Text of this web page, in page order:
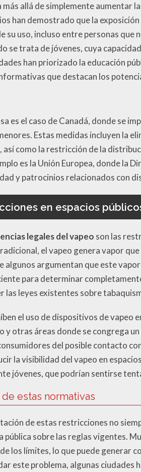
allá de simplemente aumentar
han demostrado que la
su uso, incluso entre personas
se trata de jóvenes, cuya
han priorizado la educación
que destacan los
es el caso de Canadá, donde se
Estas medidas incluyen la
así como la restricción de la
es la Unión Europea, donde la
y patrocinios relacionados con
en espacios
legales del vapeo son las
el vapeo genera vapor
algunos argumentan que este
para determinar
las leyes existentes sobre
el uso de dispositivos de vapeo
otras áreas donde se congrega
del posible contacto
la visibilidad del vapeo en
jóvenes, que podrían sentirse
estas normativas
de estas restricciones no
sobre las reglas vigentes.
los límites, lo que puede generar
este problema, algunas ciudades